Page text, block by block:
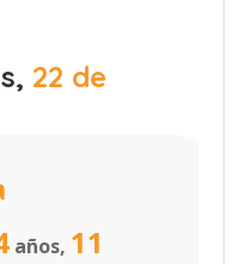
22 de
años, 11